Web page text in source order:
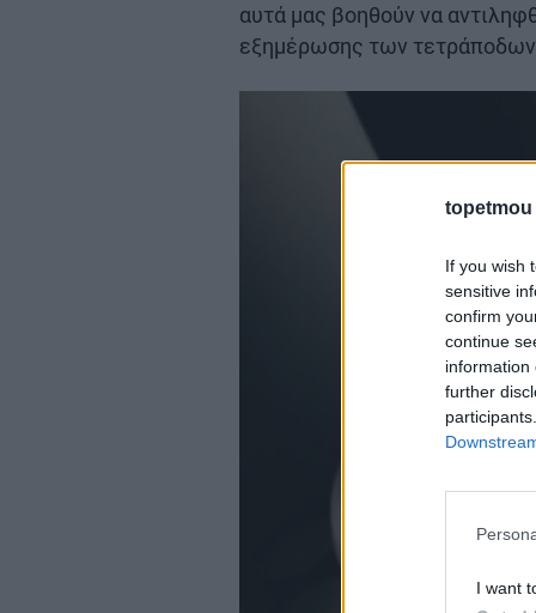
topetmou
If you wish
sensitive
confirm
continue
information
further
I want
αυτά μας βοηθούν να
εξημέρωσης των